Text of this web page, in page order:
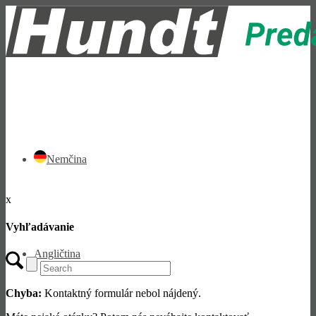
Nemčina
Angličtina
x
Vyhľadávanie
Chyba: Kontaktný formulár nebol nájdený.